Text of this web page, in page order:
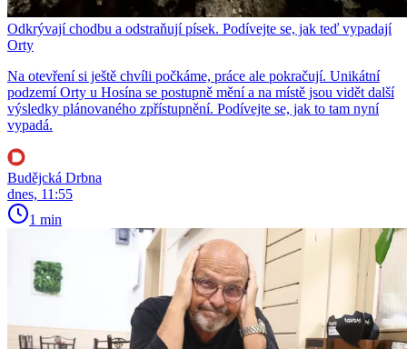
Odkrývají chodbu a odstraňují písek. Podívejte se, jak teď vypadají
Orty
Na otevření si ještě chvíli počkáme, práce ale pokračují. Unikátní
podzemí Orty u Hosína se postupně mění a na místě jsou vidět další
výsledky plánovaného zpřístupnění. Podívejte se, jak to tam nyní
vypadá.
Budějcká Drbna
dnes, 11:55
1 min